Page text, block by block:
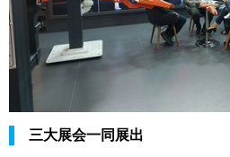
三大展会一同展出